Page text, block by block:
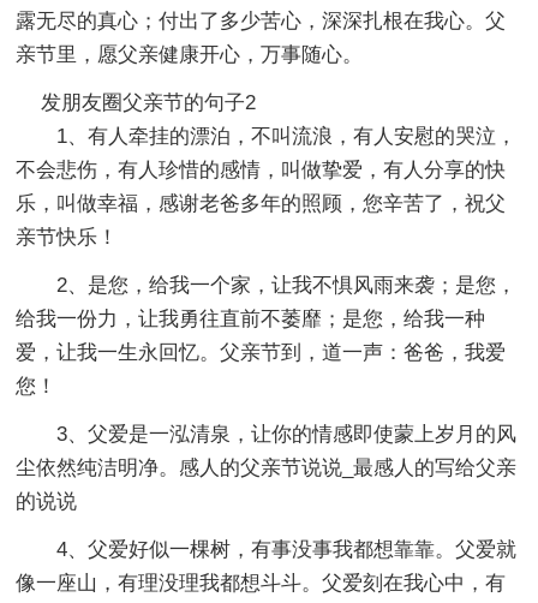
露无尽的真心；付出了多少苦心，深深扎根在我心。父
亲节里，愿父亲健康开心，万事随心。
发朋友圈父亲节的句子2
1、有人牵挂的漂泊，不叫流浪，有人安慰的哭泣，
不会悲伤，有人珍惜的感情，叫做挚爱，有人分享的快
乐，叫做幸福，感谢老爸多年的照顾，您辛苦了，祝父
亲节快乐！
2、是您，给我一个家，让我不惧风雨来袭；是您，
给我一份力，让我勇往直前不萎靡；是您，给我一种
爱，让我一生永回忆。父亲节到，道一声：爸爸，我爱
您！
3、父爱是一泓清泉，让你的情感即使蒙上岁月的风
尘依然纯洁明净。感人的父亲节说说_最感人的写给父亲
的说说
4、父爱好似一棵树，有事没事我都想靠靠。父爱就
像一座山，有理没理我都想斗斗。父爱刻在我心中，有